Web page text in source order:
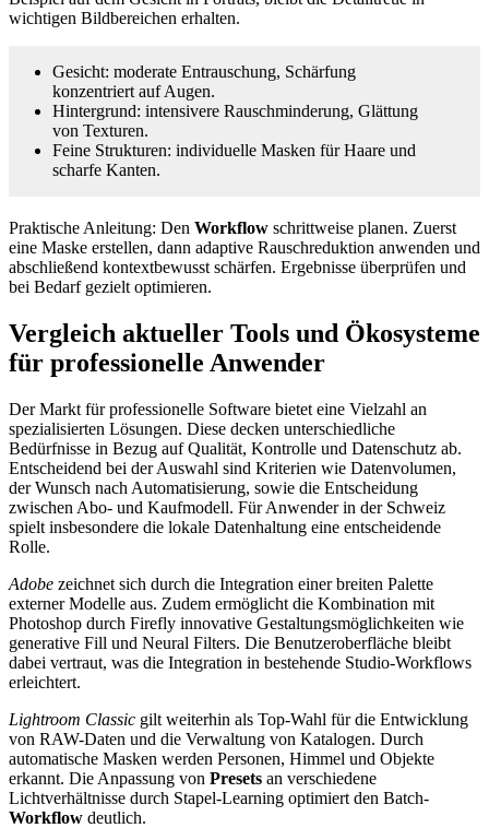
wichtigen Bildbereichen erhalten.
Gesicht: moderate Entrauschung, Schärfung
konzentriert auf Augen.
Hintergrund: intensivere Rauschminderung, Glättung
von Texturen.
Feine Strukturen: individuelle Masken für Haare und
scharfe Kanten.
Praktische Anleitung: Den Workflow schrittweise planen. Zuerst
eine Maske erstellen, dann adaptive Rauschreduktion anwenden und
abschließend kontextbewusst schärfen. Ergebnisse überprüfen und
bei Bedarf gezielt optimieren.
Vergleich aktueller Tools und Ökosysteme
für professionelle Anwender
Der Markt für professionelle Software bietet eine Vielzahl an
spezialisierten Lösungen. Diese decken unterschiedliche
Bedürfnisse in Bezug auf Qualität, Kontrolle und Datenschutz ab.
Entscheidend bei der Auswahl sind Kriterien wie Datenvolumen,
der Wunsch nach Automatisierung, sowie die Entscheidung
zwischen Abo- und Kaufmodell. Für Anwender in der Schweiz
spielt insbesondere die lokale Datenhaltung eine entscheidende
Rolle.
Adobe zeichnet sich durch die Integration einer breiten Palette
externer Modelle aus. Zudem ermöglicht die Kombination mit
Photoshop durch Firefly innovative Gestaltungsmöglichkeiten wie
generative Fill und Neural Filters. Die Benutzeroberfläche bleibt
dabei vertraut, was die Integration in bestehende Studio-Workflows
erleichtert.
Lightroom Classic gilt weiterhin als Top-Wahl für die Entwicklung
von RAW-Daten und die Verwaltung von Katalogen. Durch
automatische Masken werden Personen, Himmel und Objekte
erkannt. Die Anpassung von Presets an verschiedene
Lichtverhältnisse durch Stapel-Learning optimiert den Batch-
Workflow deutlich.